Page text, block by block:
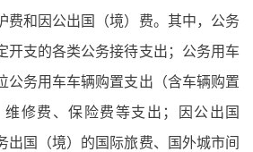
费和因公出国（境）费。其中，公务
开支的各类公务接待支出；公务用车
公务用车车辆购置支出（含车辆购置
修费、保险费等支出；因公出国
出国（境）的国际旅费、国外城市间